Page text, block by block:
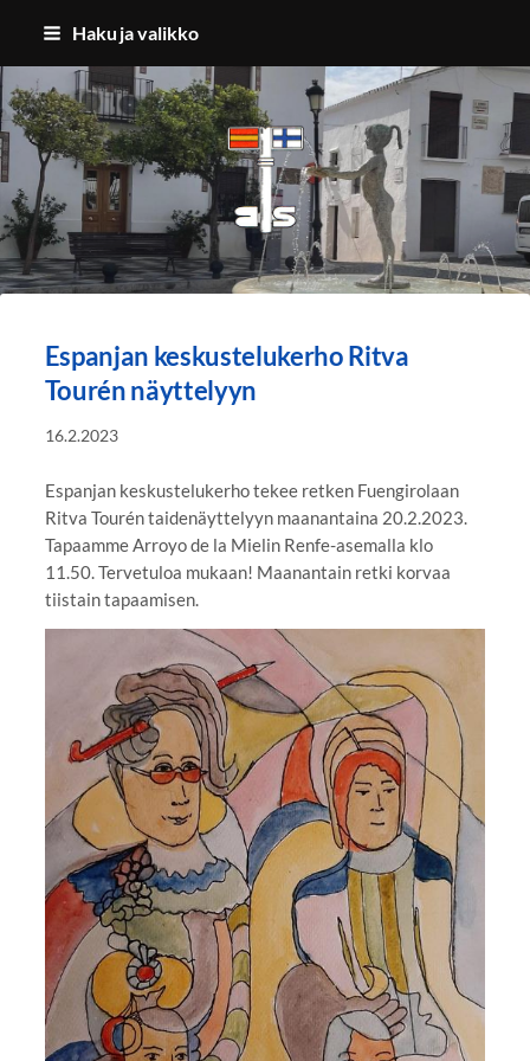
Siirry
sisältöön
Haku ja valikko
Benalmadenan Suomalaiset ry
Espanjan keskustelukerho Ritva
Tourén näyttelyyn
16.2.2023
Espanjan keskustelukerho tekee retken Fuengirolaan
Ritva Tourén taidenäyttelyyn maanantaina 20.2.2023.
Tapaamme Arroyo de la Mielin Renfe-asemalla klo
11.50. Tervetuloa mukaan! Maanantain retki korvaa
tiistain tapaamisen.